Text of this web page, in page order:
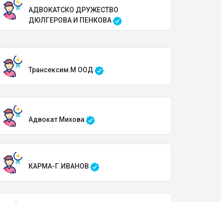
АДВОКАТСКО ДРУЖЕСТВО
ДЮЛГЕРОВА И ПЕНКОВА
Трансексим М ООД
Адвокат Михова
КАРМА-Г.ИВАНОВ